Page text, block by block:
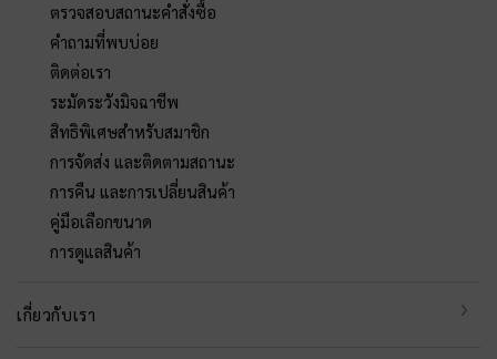
ตรวจสอบสถานะคำสั่งซื้อ
คำถามที่พบบ่อย
ติดต่อเรา
ระมัดระวังมิจฉาชีพ
สิทธิพิเศษสำหรับสมาชิก
การจัดส่ง และติดตามสถานะ
การคืน และการเปลี่ยนสินค้า
คู่มือเลือกขนาด
การดูแลสินค้า
เกี่ยวกับเรา